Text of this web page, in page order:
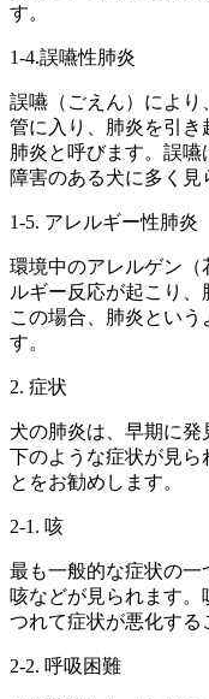
す。
1-4.誤嚥性肺炎
誤嚥（ごえん）によ
管に入り、肺炎を引
肺炎と呼びます。誤
障害のある犬に多く見
1-5. アレルギー性肺炎
環境中のアレルゲン（
ルギー反応が起こり、
この場合、肺炎とい
す。
2. 症状
犬の肺炎は、早期に
下のような症状が見ら
とをお勧めします。
2-1. 咳
最も一般的な症状の一
咳などが見られます
つれて症状が悪化する
2-2. 呼吸困難